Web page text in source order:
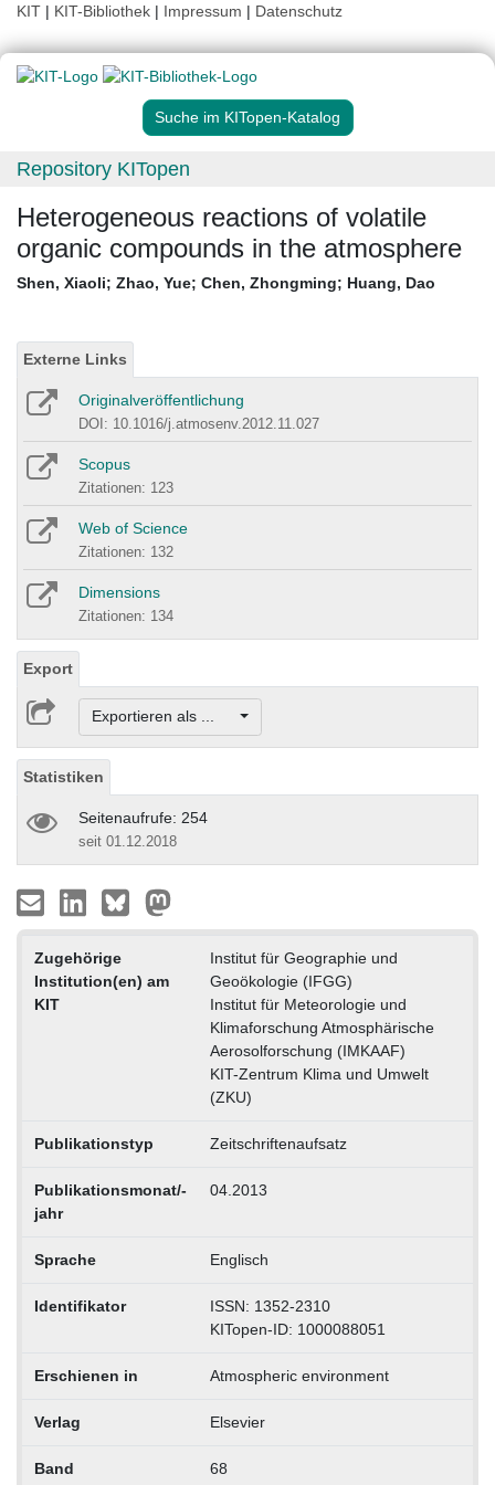
KIT | KIT-Bibliothek | Impressum | Datenschutz
Suche im KITopen-Katalog
Repository KITopen
Heterogeneous reactions of volatile
organic compounds in the atmosphere
Shen, Xiaoli; Zhao, Yue; Chen, Zhongming; Huang, Dao
Externe Links
Originalveröffentlichung
DOI: 10.1016/j.atmosenv.2012.11.027
Scopus
Zitationen: 123
Web of Science
Zitationen: 132
Dimensions
Zitationen: 134
Export
Exportieren als ...
Statistiken
Seitenaufrufe: 254
seit 01.12.2018
Zugehörige
Institution(en) am
KIT
Institut für Geographie und
Geoökologie (IFGG)
Institut für Meteorologie und
Klimaforschung Atmosphärische
Aerosolforschung (IMKAAF)
KIT-Zentrum Klima und Umwelt
(ZKU)
Publikationstyp Zeitschriftenaufsatz
Publikationsmonat/-
jahr
04.2013
Sprache Englisch
Identifikator
ISSN: 1352-2310
KITopen-ID: 1000088051
Erschienen in Atmospheric environment
Verlag Elsevier
Band 68